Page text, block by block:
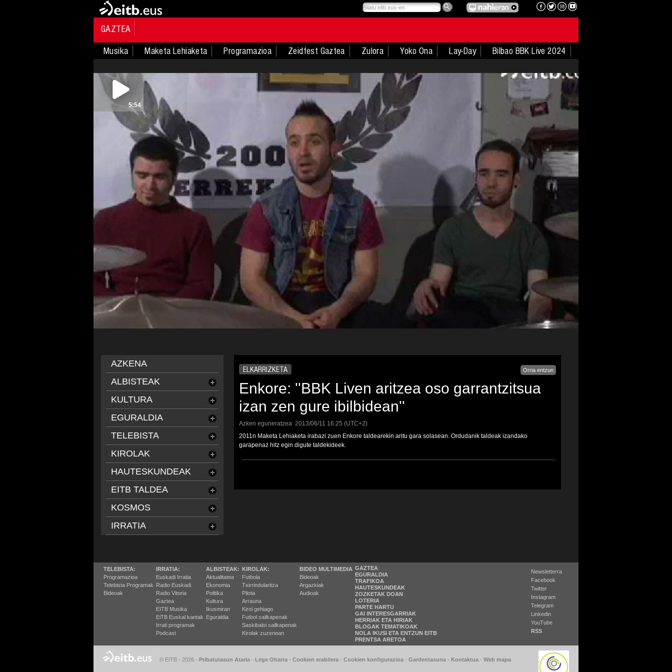
GAZTEA
Musika
Maketa Lehiaketa Programazioa Zeidfest Gaztea Zulora Yoko Ona Lay-Day Bilbao BBK Live 2024
5:54
ELKARRIZKETA Orria entzun
Enkore: ''BBK Liven aritzea oso garrantzitsua
izan zen gure ibilbidean''
Azken eguneratzea: 2013/06/11 16:25 (UTC+2)
2011n Maketa Lehiaketa irabazi zuen Enkore taldearekin aritu gara solasean. Ordudanik taldeak izandako
garapenaz hitz egin digute taldekideek.
AZKENA
ALBISTEAK
KULTURA
EGURALDIA
TELEBISTA
KIROLAK
HAUTESKUNDEAK
EITB TALDEA
KOSMOS
IRRATIA
TELEBISTA:
Programazioa
Telebista Programak
Bideoak
IRRATIA:
Euskadi Irratia
Radio Euskadi
Radio Vitoria
Gaztea
EITB Musika
EiTB Euskal kantak
Irrati programak
Podcast
ALBISTEAK:
Aktualitatea
Ekonomia
Politika
Kultura
Ikusmiran
Eguraldia
KIROLAK:
Futbola
Txirrindularitza
Pilota
Arrauna
Kirol gehiago
Futbol sailkapenak
Saskibaloi sailkapenak
Kirolak zuzenean
BIDEO MULTIMEDIA
Bideoak
Argazkiak
Audioak
GAZTEA
EGURALDIA
TRAFIKOA
HAUTESKUNDEAK
ZOZKETAK DOAN
LOTERIA
PARTE HARTU
GAI INTERESGARRIAK
HERRIAK ETA HIRIAK
BLOGAK TEMATIKOAK
NOLA IKUSI ETA ENTZUN EITB
PRENTSA ARETOA
Newsletterra
Facebook
Twitter
Instagram
Telegram
Linkedin
YouTube
RSS
© EITB - 2026 - Pribatutasun Ataria - Lege Oharra - Cookien erabilera - Cookien konfigurazioa - Gardentasuna - Kontaktua - Web mapa